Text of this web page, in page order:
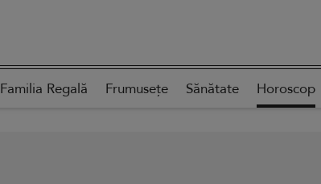
Familia Regală Frumusețe Sănătate Horoscop